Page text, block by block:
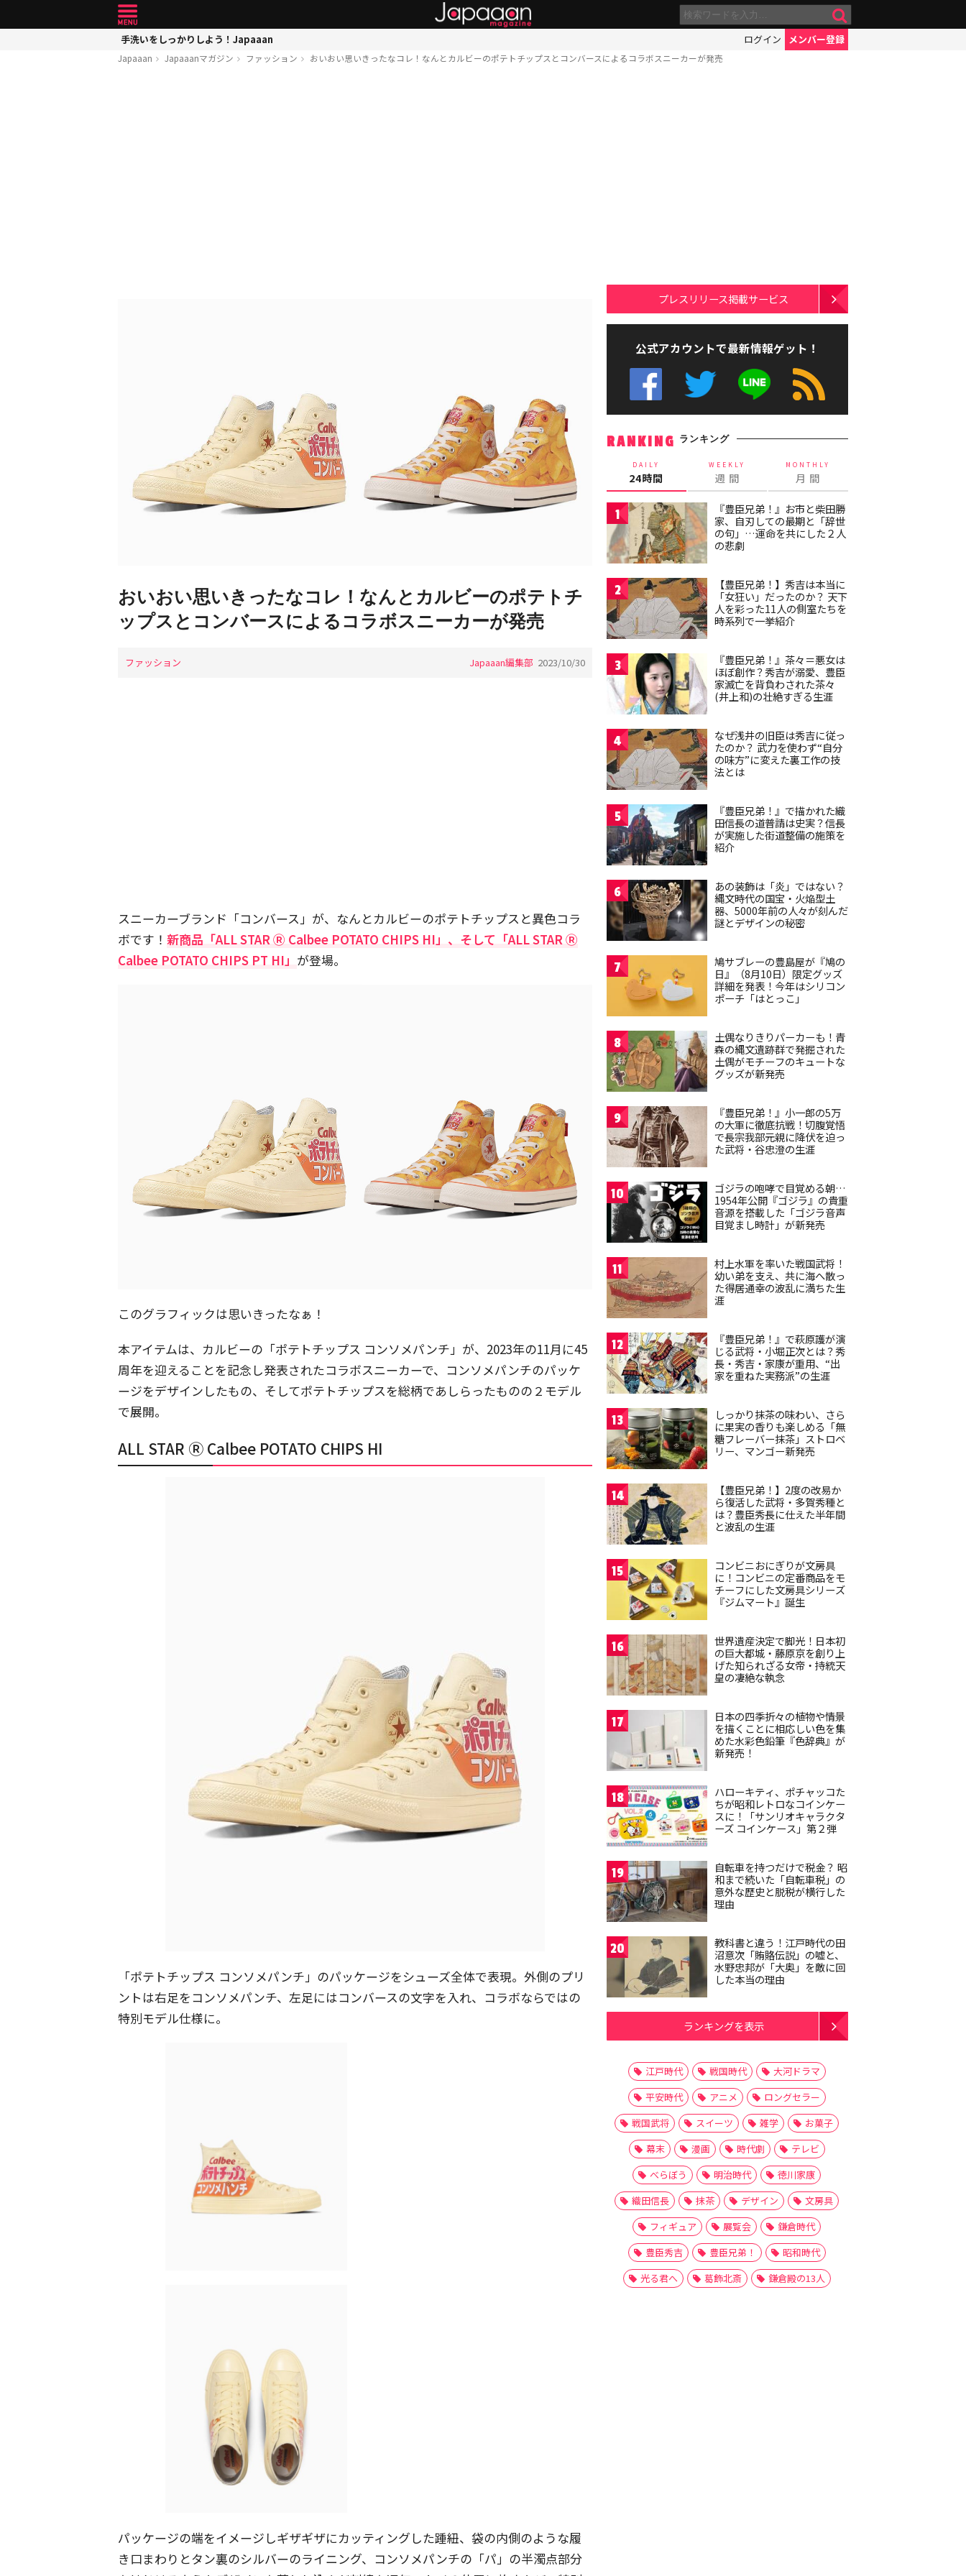
手洗いをしっかりしよう！Japaaan ログイン メンバー登録
Japaaan Japaaanマガジン ファッション おいおい思いきったなコレ！なんとカルビーのポテトチップスとコンバースによるコラボスニーカーが発売
おいおい思いきったなコレ！なんとカルビーのポテトチ
ップスとコンバースによるコラボスニーカーが発売
ファッション Japaaan編集部 2023/10/30
スニーカーブランド「コンバース」が、なんとカルビーのポテトチップスと異色コラ
ボです！ 新商品「ALL STAR Ⓡ Calbee POTATO CHIPS HI」、そして「ALL STAR Ⓡ
Calbee POTATO CHIPS PT HI」 が登場。
このグラフィックは思いきったなぁ！
本アイテムは、カルビーの「ポテトチップス コンソメパンチ」が、2023年の11月に45
周年を迎えることを記念し発表されたコラボスニーカーで、コンソメパンチのパッケ
ージをデザインしたもの、そしてポテトチップスを総柄であしらったものの２モデル
で展開。
ALL STAR Ⓡ Calbee POTATO CHIPS HI
「ポテトチップス コンソメパンチ」のパッケージをシューズ全体で表現。外側のプリ
ントは右足をコンソメパンチ、左足にはコンバースの文字を入れ、コラボならではの
特別モデル仕様に。
パッケージの端をイメージしギザギザにカッティングした踵紐、袋の内側のような履
き口まわりとタン裏のシルバーのライニング、コンソメパンチの「パ」の半濁点部分
プレスリリース掲載サービス
公式アカウントで最新情報ゲット！
RANKING ランキング
DAILY
24時間
WEEKLY
週 間
MONTHLY
月 間
1
『豊臣兄弟！』お市と柴田勝
家、自刃しての最期と「辞世
の句」…運命を共にした２人
の悲劇
2
【豊臣兄弟！】秀吉は本当に
「女狂い」だったのか？ 天下
人を彩った11人の側室たちを
時系列で一挙紹介
3
『豊臣兄弟！』茶々＝悪女は
ほぼ創作？秀吉が溺愛、豊臣
家滅亡を背負わされた茶々
(井上和)の壮絶すぎる生涯
4
なぜ浅井の旧臣は秀吉に従っ
たのか？ 武力を使わず“自分
の味方”に変えた裏工作の技
法とは
5
『豊臣兄弟！』で描かれた織
田信長の道普請は史実？信長
が実施した街道整備の施策を
紹介
6
あの装飾は「炎」ではない？
縄文時代の国宝・火焔型土
器、5000年前の人々が刻んだ
謎とデザインの秘密
7
鳩サブレーの豊島屋が『鳩の
日』（8月10日）限定グッズ
詳細を発表！今年はシリコン
ポーチ「はとっこ」
8
土偶なりきりパーカーも！青
森の縄文遺跡群で発掘された
土偶がモチーフのキュートな
グッズが新発売
9
『豊臣兄弟！』小一郎の5万
の大軍に徹底抗戦！切腹覚悟
で長宗我部元親に降伏を迫っ
た武将・谷忠澄の生涯
10
ゴジラの咆哮で目覚める朝…
1954年公開『ゴジラ』の貴重
音源を搭載した「ゴジラ音声
目覚まし時計」が新発売
11
村上水軍を率いた戦国武将！
幼い弟を支え、共に海へ散っ
た得居通幸の波乱に満ちた生
涯
12
『豊臣兄弟！』で萩原護が演
じる武将・小堀正次とは？秀
長・秀吉・家康が重用、“出
家を重ねた実務派”の生涯
13
しっかり抹茶の味わい、さら
に果実の香りも楽しめる「無
糖フレーバー抹茶」ストロベ
リー、マンゴー新発売
14
【豊臣兄弟！】2度の改易か
ら復活した武将・多賀秀種と
は？豊臣秀長に仕えた半年間
と波乱の生涯
15
コンビニおにぎりが文房具
に！コンビニの定番商品をモ
チーフにした文房具シリーズ
『ジムマート』誕生
16
世界遺産決定で脚光！日本初
の巨大都城・藤原京を創り上
げた知られざる女帝・持統天
皇の凄絶な執念
17
日本の四季折々の植物や情景
を描くことに相応しい色を集
めた水彩色鉛筆『色辞典』が
新発売！
18
ハローキティ、ポチャッコた
ちが昭和レトロなコインケー
スに！「サンリオキャラクタ
ーズ コインケース」第２弾
19
自転車を持つだけで税金？ 昭
和まで続いた「自転車税」の
意外な歴史と脱税が横行した
理由
20
教科書と違う！江戸時代の田
沼意次「賄賂伝説」の嘘と、
水野忠邦が「大奥」を敵に回
した本当の理由
ランキングを表示
江戸時代 戦国時代
大河ドラマ
平安時代
アニメ
ロングセラー
戦国武将
スイーツ 雑学
お菓子
幕末
漫画 時代劇
テレビ
べらぼう
明治時代
徳川家康
織田信長
抹茶 デザイン
文房具
フィギュア
展覧会
鎌倉時代
豊臣秀吉
豊臣兄弟！
昭和時代
光る君へ
葛飾北斎 鎌倉殿の13人